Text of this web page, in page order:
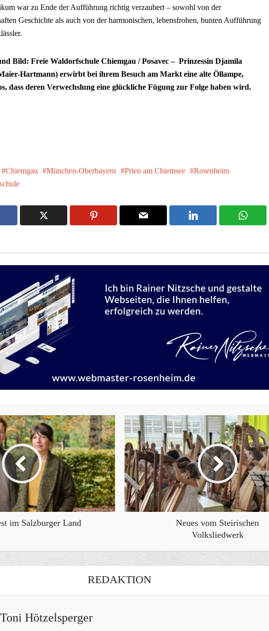
war zu Ende der Aufführung richtig verzaubert – sowohl von der
Geschichte als auch von der harmonischen, lebensfrohen, bunten Aufführung
Bild: Freie Waldorfschule Chiemgau / Posavec – Prinzessin Djamila
Hartmann) erwirbt bei ihrem Besuch am Markt eine alte Öllampe,
dass deren Verwechslung eine glückliche Fügung zur Folge haben wird.
Chiemgau München-Oberbayern Prien am Chiemsee
Rosenheim
im Salzburger Land
Neues vom Steirischen
Volksliedwerk
REDAKTION
Toni Hötzelsperger